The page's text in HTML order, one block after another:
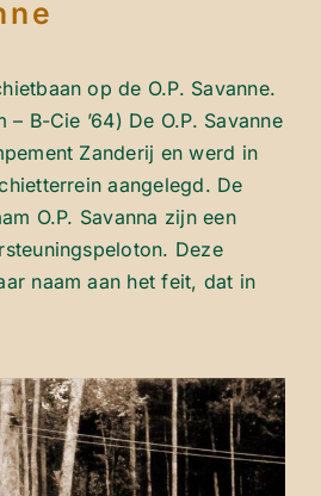
op de O.P. Savanne.
B-Cie ’64) De O.P. Savanne
Zanderij en werd in
aangelegd. De
O.P. Savanna zijn een
Deze
naam aan het feit, dat in